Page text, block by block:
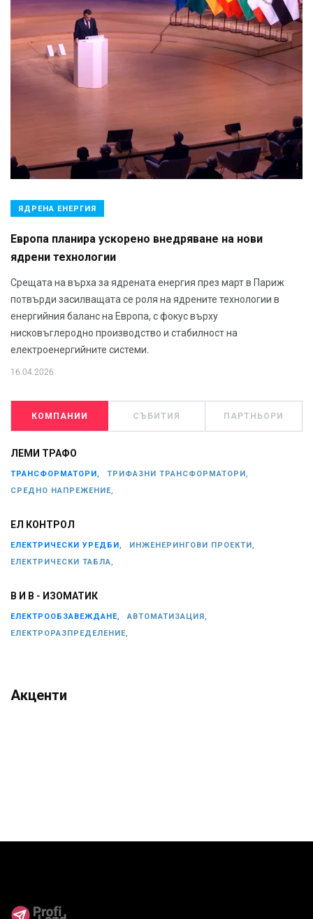
ЯДРЕНА ЕНЕРГИЯ
Европа планира ускорено внедряване на нови
ядрени технологии
Срещата на върха за ядрената енергия през март в Париж
потвърди засилващата се роля на ядрените технологии в
енергийния баланс на Европа, с фокус върху
нисковъглеродно производство и стабилност на
електроенергийните системи.
16.04.2026
КОМПАНИИ СЪБИТИЯ ПАРТНЬОРИ
ЛЕМИ ТРАФО
ТРАНСФОРМАТОРИ,
ТРИФАЗНИ ТРАНСФОРМАТОРИ,
СРЕДНО НАПРЕЖЕНИЕ,
ЕЛ КОНТРОЛ
ЕЛЕКТРИЧЕСКИ УРЕДБИ,
ИНЖЕНЕРИНГОВИ ПРОЕКТИ,
ЕЛЕКТРИЧЕСКИ ТАБЛА,
В И В - ИЗОМАТИК
ЕЛЕКТРООБЗАВЕЖДАНЕ,
АВТОМАТИЗАЦИЯ,
ЕЛЕКТРОРАЗПРЕДЕЛЕНИЕ,
Акценти